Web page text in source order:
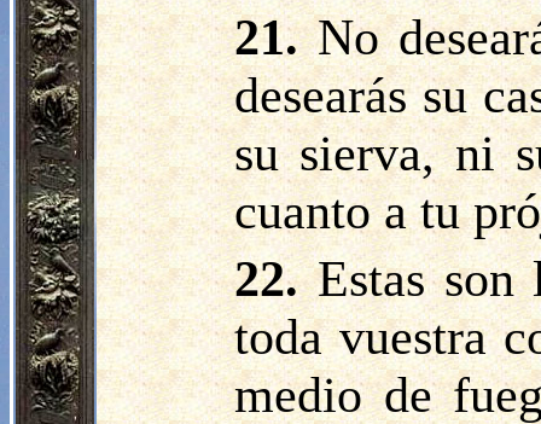
21.No
desearás su
su sierva, ni
cuanto a tu
22.Estas
toda vuestra
medio de